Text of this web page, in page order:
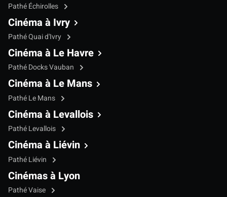
Pathé Échirolles
Cinéma à Ivry
Pathé Quai d'Ivry
Cinéma à Le Havre
Pathé Docks Vauban
Cinéma à Le Mans
Pathé Le Mans
Cinéma à Levallois
Pathé Levallois
Cinéma à Liévin
Pathé Liévin
Cinémas à Lyon
Pathé Vaise